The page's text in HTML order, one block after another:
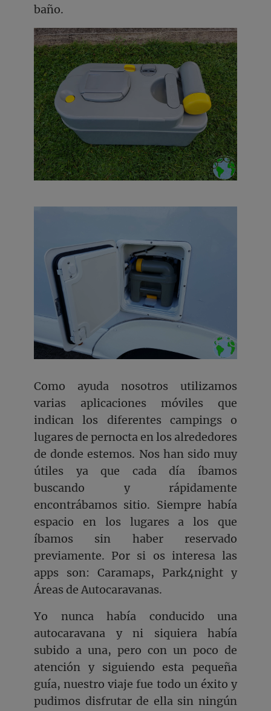
baño.
Como ayuda nosotros utilizamos
varias aplicaciones móviles que
indican los diferentes campings o
lugares de pernocta en los alrededores
de donde estemos. Nos han sido muy
útiles ya que cada día íbamos
buscando y rápidamente
encontrábamos sitio. Siempre había
espacio en los lugares a los que
íbamos sin haber reservado
previamente. Por si os interesa las
apps son: Caramaps, Park4night y
Áreas de Autocaravanas.
Yo nunca había conducido una
autocaravana y ni siquiera había
subido a una, pero con un poco de
atención y siguiendo esta pequeña
guía, nuestro viaje fue todo un éxito y
pudimos disfrutar de ella sin ningún